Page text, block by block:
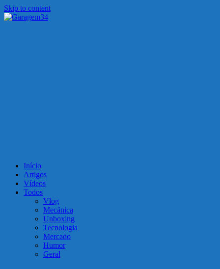
Skip to content
Início
Artigos
Vídeos
Todos
Vlog
Mecânica
Unboxing
Tecnologia
Mercado
Humor
Geral